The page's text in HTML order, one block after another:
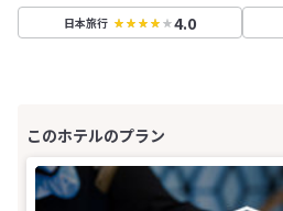
日本旅行 4.0